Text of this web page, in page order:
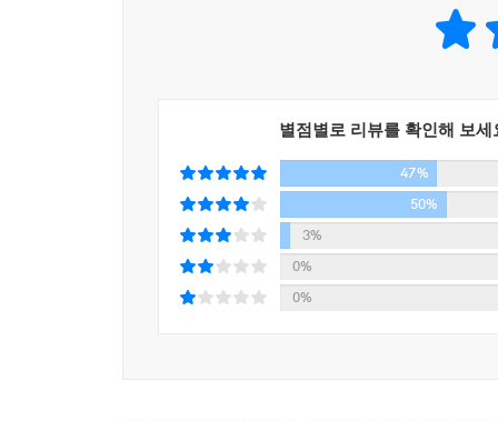
작가는 「작가의 말」에서 “‘혁신’이라는 기치
것은 개혁 정권의 한 장이 마무리되는 요즈음 우
▶ 줄거리 소개
1792년 10월 19일 백탑파 서생들에게 날벼락
이유로 백탑파의 우두머리인 박지원, 이덕무, 박
별점별로 리뷰를 확인해 보세
47%
50%
3%
0%
0%